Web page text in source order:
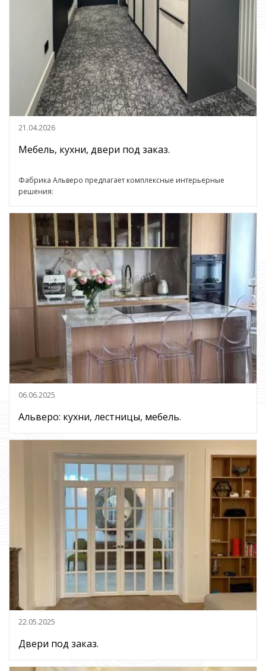
21.04.2026
Мебель, кухни, двери под заказ.
Фабрика Альверо предлагает комплексные интерьерные
решения:
06.06.2025
Альверо: кухни, лестницы, мебель.
22.05.2025
Двери под заказ.